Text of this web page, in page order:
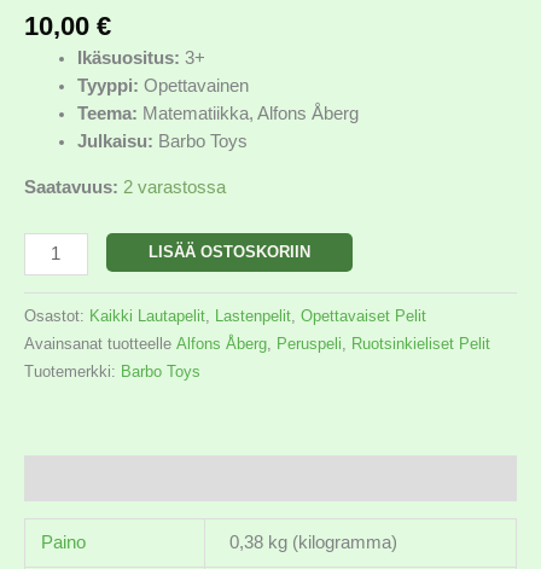
10,00 €
Ikäsuositus: 3+
Tyyppi: Opettavainen
Teema: Matematiikka, Alfons Åberg
Julkaisu: Barbo Toys
Saatavuus: 2 varastossa
LISÄÄ OSTOSKORIIN
Osastot: Kaikki Lautapelit Lastenpelit Opettavaiset Pelit
Avainsanat tuotteelle Alfons Åberg Peruspeli
Ruotsinkieliset Pelit
Tuotemerkki: Barbo Toys
Paino 0,38 kg (kilogramma)